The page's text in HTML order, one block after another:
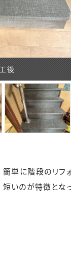
後
簡単に階段のリフ
短いのが特徴とな